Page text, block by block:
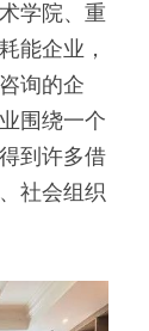
学院、重
能企业，
询的企
围绕一个
到许多借
社会组织